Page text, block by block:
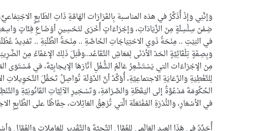
ضِمْنَ سِلْسِلَةٍ مِنَ الزِّيَادَاتِ، وَإجْرَاءَاتٍ أُخْرَى لتَحْسِينِ أوْضَاعِ فِئَاتٍ وَاسِعَةٍ
في البَيْتِ .. مِنْحَةُ ذَوي الاحْتِيَاجَاتِ الخَاصَّةِ .. مِنْحَةُ الطَّلَبَةِ .. تَمْدِيدُ
وَبِصِفَةٍ تِلْقَائِيَّةٍ الحَدّ الأدْنَى لِمَعَاشِ التَّقَاعُد..وَقَبْلَ ذَلِكَ الإعْفَاءُ مِنَ
مِنَ الإجْرَاءَات التي يَسْتَشْعِرُ عَالَمُ الشُّغْلِ آثَارَهَا الإيجابِيَّةَ، في مُسْتَوَى
لِلتَّغْطِيَةِ وَالرِّعَايَةِ الاجتماعِيَّةِ، أُؤكِّدُ أنَّ الدَّوْلَة تُوَاصِلُ تَحَمُّلَ التَّحْوِيلاتِ
الحُكُومَةَ مَدْعُوَّةٌ إلى اليَقَظَةِ وَالصَّرَامَةِ، وَتَسْخِيرِ الآلِيَّاتِ القَانُونِيَّةِ
في الأسْعَارِ، وَالنُّدْرَةِ المُفْتَعَلَة الَّتي تُرْهِقُ العَائِلات، حِفَاظًا على الطَّابِعِ